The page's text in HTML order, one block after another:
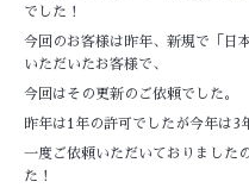
でした！
今回のお客様は昨年、新規で「日
いただいたお客様で、
今回はその更新のご依頼でした。
昨年は1年の許可でしたが今年は3
一度ご依頼いただいておりました
た！